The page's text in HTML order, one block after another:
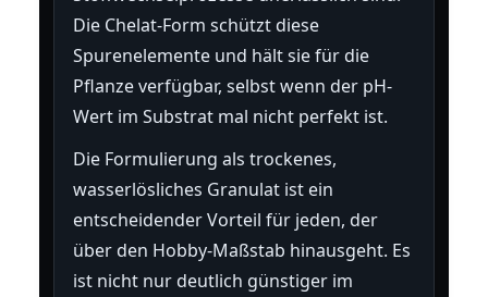
Die Chelat-Form schützt diese
Spurenelemente und hält sie für die
Pflanze verfügbar, selbst wenn der pH-
Wert im Substrat mal nicht perfekt ist.
Die Formulierung als trockenes,
wasserlösliches Granulat ist ein
entscheidender Vorteil für jeden, der
über den Hobby-Maßstab hinausgeht. Es
ist nicht nur deutlich günstiger im